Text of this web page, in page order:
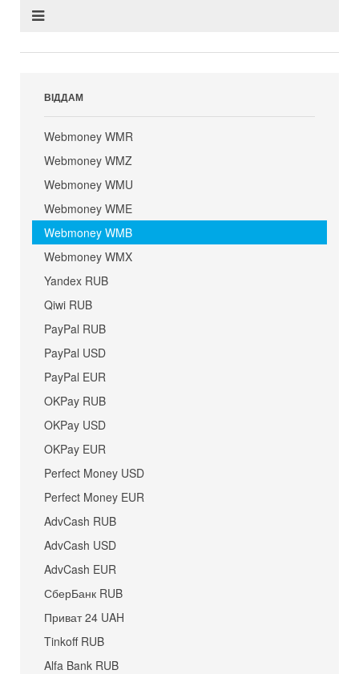
ВІДДАМ
Webmoney WMR
Webmoney WMZ
Webmoney WMU
Webmoney WME
Webmoney WMB
Webmoney WMX
Yandex RUB
Qiwi RUB
PayPal RUB
PayPal USD
PayPal EUR
OKPay RUB
OKPay USD
OKPay EUR
Perfect Money USD
Perfect Money EUR
AdvCash RUB
AdvCash USD
AdvCash EUR
СберБанк RUB
Приват 24 UAH
Tinkoff RUB
Alfa Bank RUB